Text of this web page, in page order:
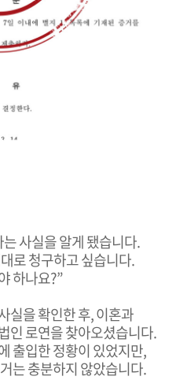
사실을 알게 됐습니다.
로 청구하고 싶습니다.
하나요?”
실을 확인한 후, 이혼과
인 로연을 찾아오셨습니다.
출입한 정황이 있었지만,
는 충분하지 않았습니다.